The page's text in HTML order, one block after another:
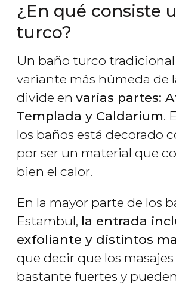
¿En qué consiste
turco?
Un baño turco tradicional
variante más húmeda de
divide en varias partes:
Templada y Caldarium.
los baños está decorado
por ser un material que
bien el calor.
En la mayor parte de los
Estambul, la entrada
exfoliante y distintos
que decir que los
bastante fuertes y